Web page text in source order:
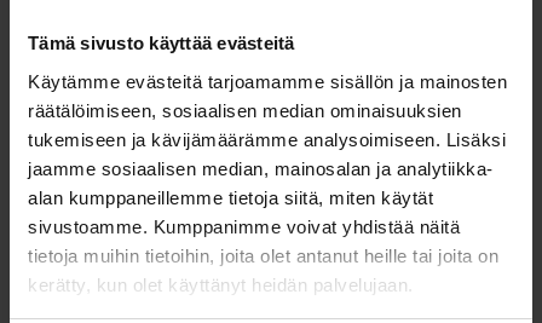
Tämä sivusto käyttää evästeitä
Käytämme evästeitä tarjoamamme sisällön ja mainosten
räätälöimiseen, sosiaalisen median ominaisuuksien
tukemiseen ja kävijämäärämme analysoimiseen. Lisäksi
jaamme sosiaalisen median, mainosalan ja analytiikka-
alan kumppaneillemme tietoja siitä, miten käytät
sivustoamme. Kumppanimme voivat yhdistää näitä
tietoja muihin tietoihin, joita olet antanut heille tai joita on
kerätty, kun olet käyttänyt heidän palvelujaan.
Yksinkertainen laite lapsille ja aikuisille
Helpottaa liman irtoamista ja vähentää imemisen
tarvetta
Voidaan liittää painemittareihin tai maskiin
Säädettävä vastustaso
Sopii trakeostomiakanyyliin
Toimii kaikissa asennoissa
Parantaa kertahengitystilavuutta
Helppo putsata